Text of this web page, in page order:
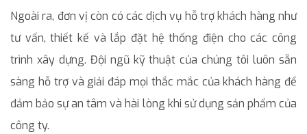
Ngoài ra, đơn vị còn có các dịch vụ hỗ trợ khách hàng như
tư vấn, thiết kế và lắp đặt hệ thống điện cho các công
trình xây dựng. Đội ngũ kỹ thuật của chúng tôi luôn sẵn
sàng hỗ trợ và giải đáp mọi thắc mắc của khách hàng để
đảm bảo sự an tâm và hài lòng khi sử dụng sản phẩm của
công ty.